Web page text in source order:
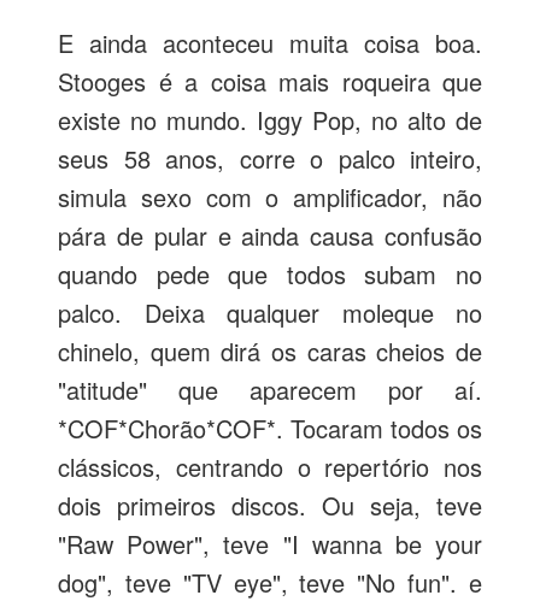
E ainda aconteceu muita coisa boa.
Stooges é a coisa mais roqueira que
existe no mundo. Iggy Pop, no alto de
seus 58 anos, corre o palco inteiro,
simula sexo com o amplificador, não
pára de pular e ainda causa confusão
quando pede que todos subam no
palco. Deixa qualquer moleque no
chinelo, quem dirá os caras cheios de
"atitude" que aparecem por aí.
*COF*Chorão*COF*. Tocaram todos os
clássicos, centrando o repertório nos
dois primeiros discos. Ou seja, teve
"Raw Power", teve "I wanna be your
dog", teve "TV eye", teve "No fun". e